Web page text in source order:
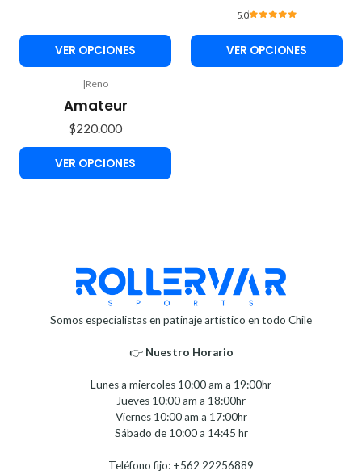
VER OPCIONES
5.0
VER OPCIONES
|Reno
Amateur
$220.000
VER OPCIONES
Somos especialistas en patinaje artístico en todo Chile
👉 Nuestro Horario⁣⁣
Lunes a miercoles 10:00 am a 19:00hr
Jueves 10:00 am a 18:00hr
Viernes 10:00 am a 17:00hr
Sábado de 10:00 a 14:45 hr
Teléfono fijo: +562 22256889